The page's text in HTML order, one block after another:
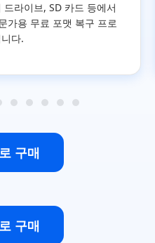
라이브, SD 카드 등에서
가용 무료 포맷 복구 프로
다.
구매
구매